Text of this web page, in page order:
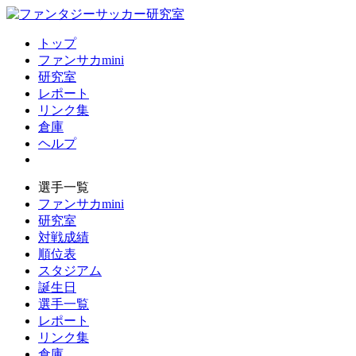
トップ
ファンサカmini
研究室
レポート
リンク集
倉庫
ヘルプ
選手一覧
ファンサカmini
研究室
対戦成績
順位表
スタジアム
誕生日
選手一覧
レポート
リンク集